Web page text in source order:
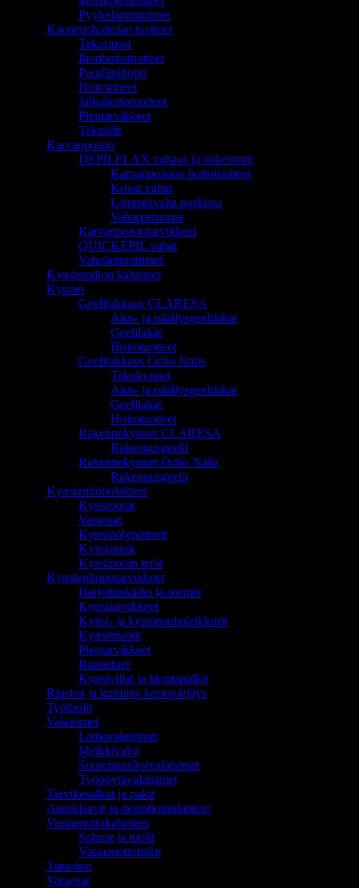
Pyyhelämmittimet
Kauneushoitolan tuotteet
Tekoripset
Ihonhoitotuotteet
Parafiinihoito
Hoitoaineet
Jalkahoitotuotteet
Pientarvikkeet
Tekstiilit
Karvanpoisto
DEPILFLAX vahaus ja sokerointi
Karvanpoiston hoitotuotteet
Kovat vahat
Lämminvaha purkissa
Vahapatruunat
Karvanpoistotarvikkeet
QUICKEPIL vahat
Vahalämmittimet
Kynsistudion kalusteet
Kynnet
Geelilakkaus CLARESA
Alus- ja päällysgeelilakat
Geelilakat
Hoitotuotteet
Geelilakkaus Ocho Nails
Tekokynnet
Alus- ja päällysgeelilakat
Geelilakat
Hoitotuotteet
Rakennekynnet CLARESA
Rakennusgeelit
Rakennekynnet Ocho Nails
Rakennusgeelit
Kynsienhoitolaitteet
Kynsiporat
Varaosat
Kynsipölynimurit
Kynsiuunit
Kynsiporan terät
Kynsienhoitotarvikkeet
Harjoituskädet ja sormet
Kynsitarvikkeet
Kynsi- ja kynsinauhaleikkurit
Kynsimuotit
Pientarvikkeet
Rannetuet
Kynsiviilat ja hiontapalkit
Ripsien ja kulmien kestovärjäys
Työtuolit
Valaisimet
Lattiavalaisimet
Meikkivalot
Suurennuslasivalaisimet
Työpöytävalaisimet
Tarvikesalkut ja pakit
Autoklaavit ja desinfiointilaitteet
Vastaanottokalusteet
Sohvat ja tuolit
Vastaanottotiskit
Tatuointi
Varaosat